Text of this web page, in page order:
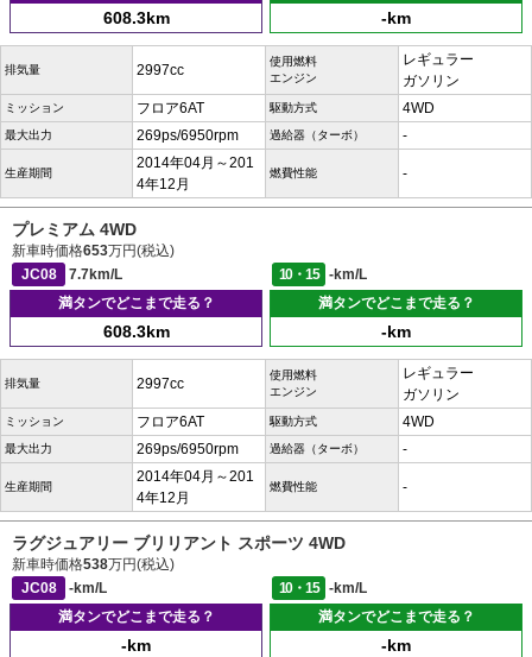
608.3km -km
排気量 2997cc
使用燃料
エンジン
レギュラー
ガソリン
ミッション フロア6AT 駆動方式 4WD
最大出力 269ps/6950rpm 過給器（ターボ） -
生産期間
2014年04月～201
4年12月
燃費性能 -
プレミアム 4WD
新車時価格653万円(税込)
JC08
7.7km/L 10・15
-km/L
満タンでどこまで走る？
608.3km
満タンでどこまで走る？
-km
排気量 2997cc
使用燃料
エンジン
レギュラー
ガソリン
ミッション フロア6AT 駆動方式 4WD
最大出力 269ps/6950rpm 過給器（ターボ） -
生産期間
2014年04月～201
4年12月
燃費性能 -
ラグジュアリー ブリリアント スポーツ 4WD
新車時価格538万円(税込)
JC08
-km/L 10・15
-km/L
満タンでどこまで走る？
-km
満タンでどこまで走る？
-km